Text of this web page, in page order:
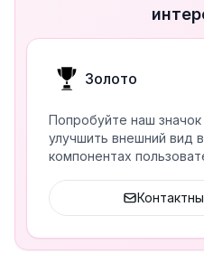
Золото
Попробуйте наш
улучшить внешний вид
компонентах